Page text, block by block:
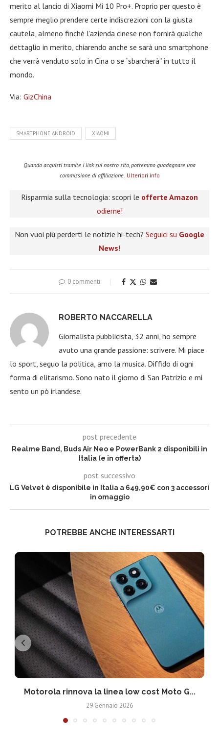
merito al lancio di Xiaomi Mi 10 Pro+. Proprio per questo è
sempre meglio prendere certe indiscrezioni con la giusta
cautela, almeno finchè l’azienda cinese non fornirà qualche
dettaglio in merito, chiarendo anche se sarà uno smartphone
che verrà venduto solo in Cina o se “sbarcherà” in tutto il
mondo.
Via: GizChina
SMARTPHONE ANDROID XIAOMI
Quando acquisti tramite i link sul nostro sito, potremmo guadagnare una
commissione di affiliazione. Ulteriori info
Risparmia sulla tecnologia: scopri le offerte Amazon
odierne!
Non vuoi più perderti le notizie hi-tech? Seguici su Google
News!
0 commenti
ROBERTO NACCARELLA
Giornalista pubblicista, 32 anni, ho sempre
avuto una grande passione: scrivere. Mi piace
lo sport, seguo la politica, amo la musica. Diffido di ogni
forma di elitarismo. Sono nato il giorno di San Patrizio e mi
sento un pò irlandese.
post precedente
Realme Band, Buds Air Neo e PowerBank 2 disponibili in
Italia (e in offerta)
post successivo
LG Velvet è disponibile in Italia a 649,90€ con 3 accessori
in omaggio
POTREBBE ANCHE INTERESSARTI
Motorola rinnova la linea low cost Moto G...
29 Gennaio 2026